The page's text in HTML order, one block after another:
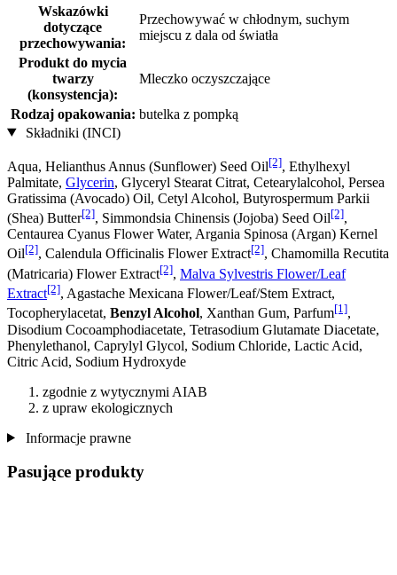
Wskazówki
dotyczące
przechowywania:
Przechowywać w chłodnym, suchym
miejscu z dala od światła
Produkt do mycia
twarzy
(konsystencja):
Mleczko oczyszczające
Rodzaj opakowania: butelka z pompką
Składniki (INCI)
Aqua, Helianthus Annus (Sunflower) Seed Oil[2], Ethylhexyl
Palmitate, Glycerin, Glyceryl Stearat Citrat, Cetearylalcohol, Persea
Gratissima (Avocado) Oil, Cetyl Alcohol, Butyrospermum Parkii
(Shea) Butter[2], Simmondsia Chinensis (Jojoba) Seed Oil[2],
Centaurea Cyanus Flower Water, Argania Spinosa (Argan) Kernel
Oil[2], Calendula Officinalis Flower Extract[2], Chamomilla Recutita
(Matricaria) Flower Extract[2], Malva Sylvestris Flower/Leaf
Extract[2], Agastache Mexicana Flower/Leaf/Stem Extract,
Tocopherylacetat, Benzyl Alcohol, Xanthan Gum, Parfum[1],
Disodium Cocoamphodiacetate, Tetrasodium Glutamate Diacetate,
Phenylethanol, Caprylyl Glycol, Sodium Chloride, Lactic Acid,
Citric Acid, Sodium Hydroxyde
zgodnie z wytycznymi AIAB
z upraw ekologicznych
Informacje prawne
Pasujące produkty